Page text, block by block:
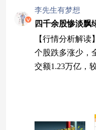
李先生有梦想
四千余股惨淡飘
【行情分析解读
个股跌多涨少，
交额1.23万亿，
股市场就像卡在
来，技术面看指
也没突破右侧的
纠结。其实市场